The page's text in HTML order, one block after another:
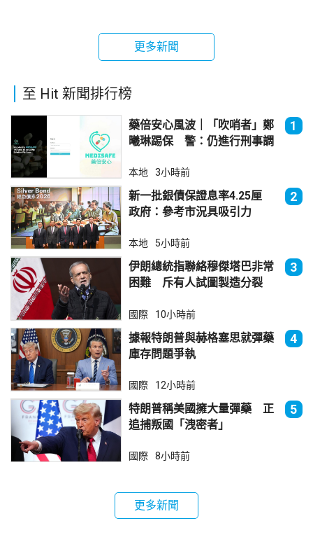
更多新聞
至 Hit 新聞排行榜
藥倍安心風波｜「吹哨者」鄭
曦琳踢保 警：仍進行刑事調
1
本地 3小時前
新一批銀債保證息率4.25厘
政府：參考市況具吸引力
2
本地 5小時前
伊朗總統指聯絡穆傑塔巴非常
困難 斥有人試圖製造分裂
3
國際 10小時前
據報特朗普與赫格塞思就彈藥
庫存問題爭執
4
國際 12小時前
特朗普稱美國擁大量彈藥 正
追捕叛國「洩密者」
5
國際 8小時前
更多新聞